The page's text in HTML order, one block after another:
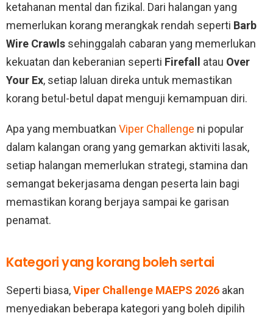
ketahanan mental dan fizikal. Dari halangan yang
memerlukan korang merangkak rendah seperti Barb
Wire Crawls sehinggalah cabaran yang memerlukan
kekuatan dan keberanian seperti Firefall atau Over
Your Ex, setiap laluan direka untuk memastikan
korang betul-betul dapat menguji kemampuan diri.
Apa yang membuatkan Viper Challenge ni popular
dalam kalangan orang yang gemarkan aktiviti lasak,
setiap halangan memerlukan strategi, stamina dan
semangat bekerjasama dengan peserta lain bagi
memastikan korang berjaya sampai ke garisan
penamat.
Kategori yang korang boleh sertai
Seperti biasa,Viper Challenge MAEPS 2026 akan
menyediakan beberapa kategori yang boleh dipilih